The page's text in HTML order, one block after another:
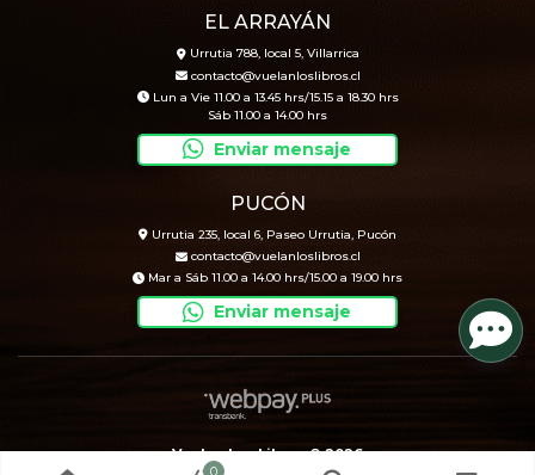
EL ARRAYÁN
Urrutia 788, local 5, Villarrica
contacto@vuelanloslibros.cl
Lun a Vie 11.00 a 13.45 hrs/15.15 a 18.30 hrs
Sáb 11.00 a 14.00 hrs
Enviar mensaje
PUCÓN
Urrutia 235, local 6, Paseo Urrutia, Pucón
contacto@vuelanloslibros.cl
Mar a Sáb 11.00 a 14.00 hrs/15.00 a 19.00 hrs
Enviar mensaje
Vuelan Los Libros © 2026
0